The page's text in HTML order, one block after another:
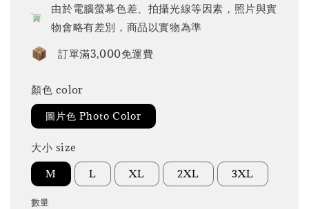
由於電腦螢幕色差、拍攝光線等因素，照片與實
物會略有差別，商品以實物為準
訂單滿3,000免運費
顏色 color
圖片色 Photo Color
大小 size
M L XL 2XL 3XL
數量